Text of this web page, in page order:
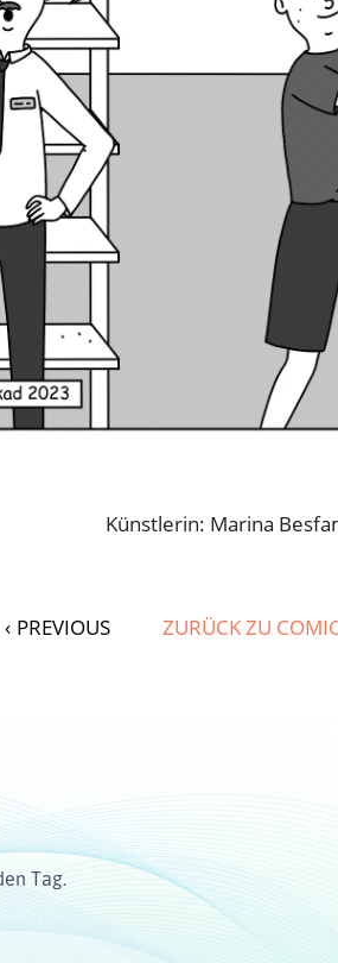
Künstlerin: Marina
‹ PREVIOUS ZURÜCK ZU
Tag.